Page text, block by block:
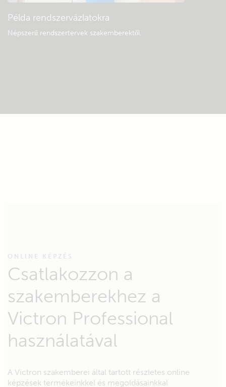
Példa rendszervázlatokra
Népszerű rendszertervek szakemberektől.
ONLINE KÉPZÉS
Csatlakozzon a
szakemberekhez a
Victron Professional
használatával
A Victron szakemberei által tartott részletes online
képzések termékeinkkel és megoldásainkkal